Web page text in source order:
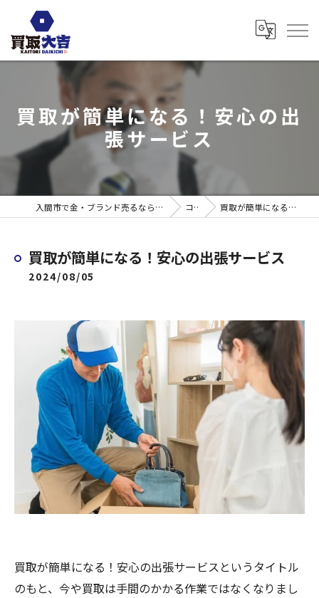
買取が簡単になる！安心の出
張サービス
入間市で金・ブランド売るなら買取大吉 ウエスタ武蔵藤沢店 コラム 買取が簡単になる！安心の出張サービス
買取が簡単になる！安心の出張サービス
2024/08/05
買取が簡単になる！安心の出張サービスというタイトル
のもと、今や買取は手間のかかる作業ではなくなりまし